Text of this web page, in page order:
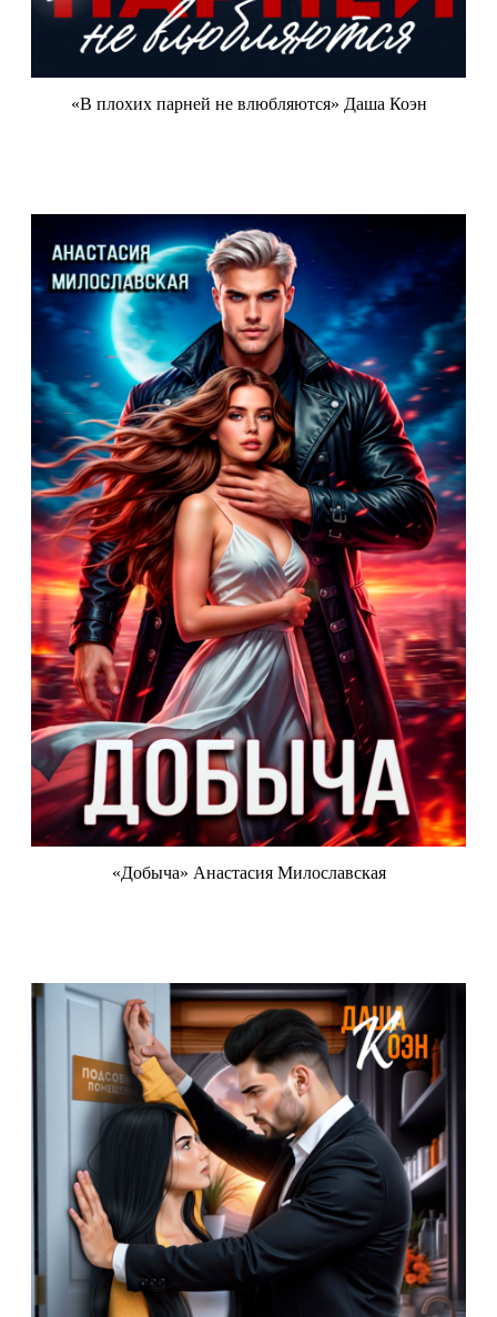
«В плохих парней не влюбляются» Даша Коэн
«Добыча» Анастасия Милославская